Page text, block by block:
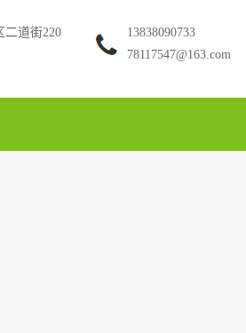
二道街220
13838090733
78117547@163.com